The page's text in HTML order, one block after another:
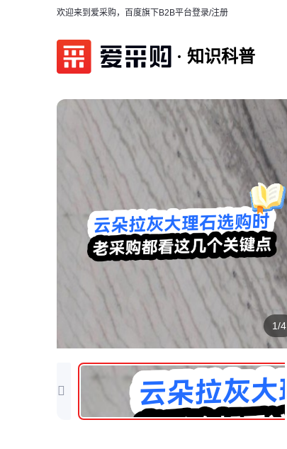
欢迎来到爱采购，百度旗下B2B平台登录/注册
知识科普
1/4